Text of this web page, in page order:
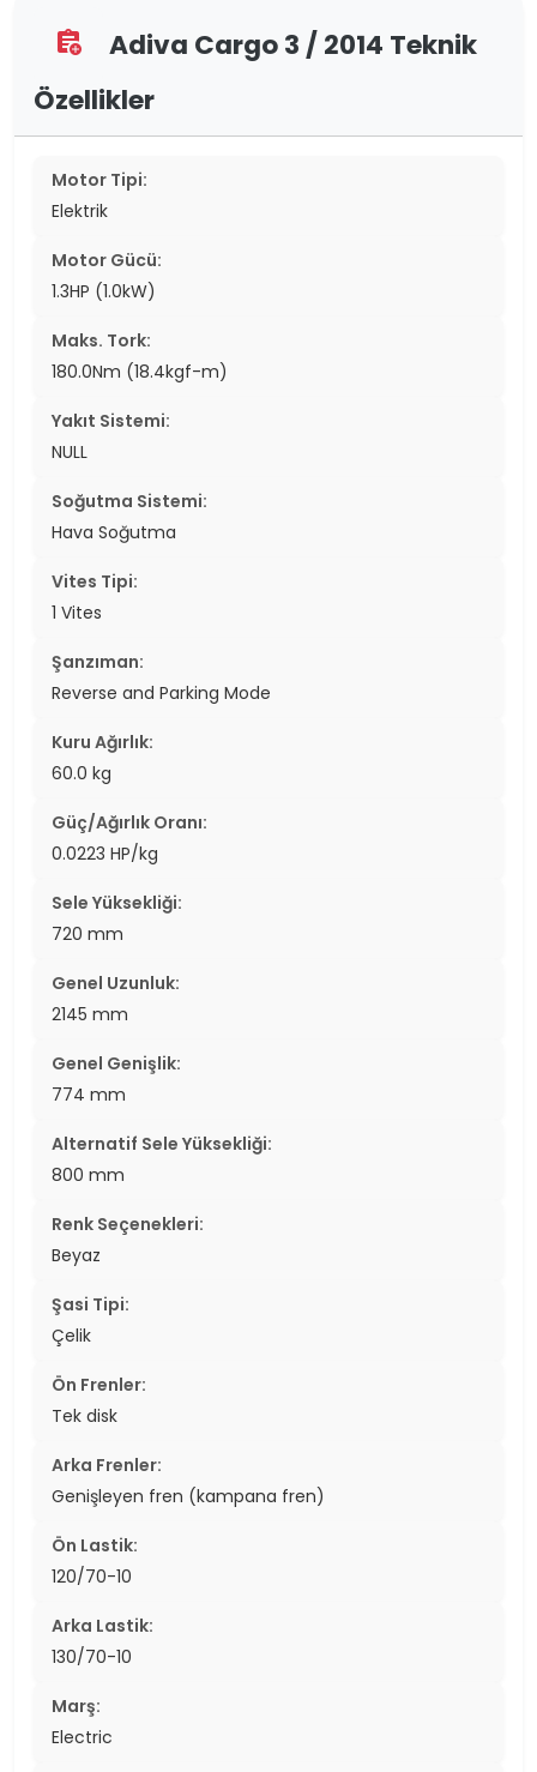
assignment_add
Adiva Cargo 3 / 2014 Teknik
Özellikler
Motor Tipi:
Elektrik
Motor Gücü:
1.3HP (1.0kW)
Maks. Tork:
180.0Nm (18.4kgf-m)
Yakıt Sistemi:
NULL
Soğutma Sistemi:
Hava Soğutma
Vites Tipi:
1 Vites
Şanzıman:
Reverse and Parking Mode
Kuru Ağırlık:
60.0 kg
Güç/Ağırlık Oranı:
0.0223 HP/kg
Sele Yüksekliği:
720 mm
Genel Uzunluk:
2145 mm
Genel Genişlik:
774 mm
Alternatif Sele Yüksekliği:
800 mm
Renk Seçenekleri:
Beyaz
Şasi Tipi:
Çelik
Ön Frenler:
Tek disk
Arka Frenler:
Genişleyen fren (kampana fren)
Ön Lastik:
120/70-10
Arka Lastik:
130/70-10
Marş:
Electric